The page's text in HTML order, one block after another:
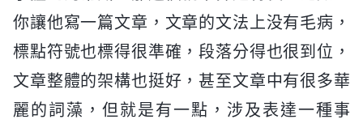
你讓他寫一篇文章，文章的文法上没有毛病，
標點符號也標得很準確，段落分得也很到位，
文章整體的架構也挺好，甚至文章中有很多華
麗的詞藻，但就是有一點，涉及表達一種事